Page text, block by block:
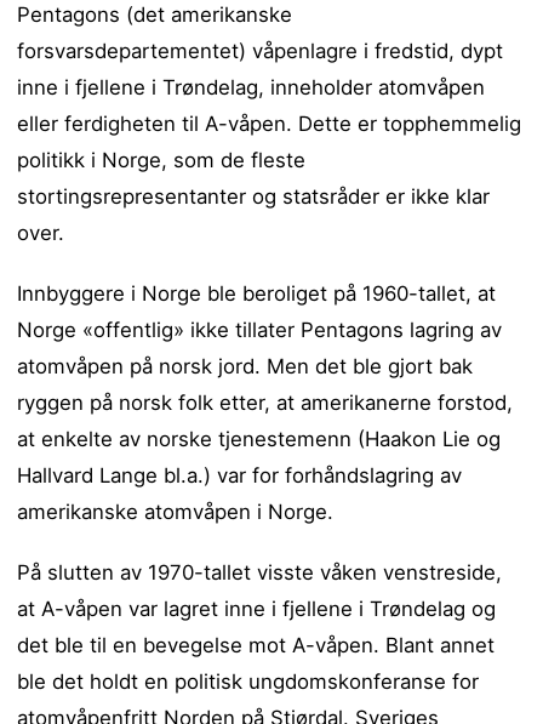
Pentagons (det amerikanske
forsvarsdepartementet) våpenlagre i fredstid, dypt
inne i fjellene i Trøndelag, inneholder atomvåpen
eller ferdigheten til A-våpen. Dette er topphemmelig
politikk i Norge, som de fleste
stortingsrepresentanter og statsråder er ikke klar
over.
Innbyggere i Norge ble beroliget på 1960-tallet, at
Norge «offentlig» ikke tillater Pentagons lagring av
atomvåpen på norsk jord. Men det ble gjort bak
ryggen på norsk folk etter, at amerikanerne forstod,
at enkelte av norske tjenestemenn (Haakon Lie og
Hallvard Lange bl.a.) var for forhåndslagring av
amerikanske atomvåpen i Norge.
På slutten av 1970-tallet visste våken venstreside,
at A-våpen var lagret inne i fjellene i Trøndelag og
det ble til en bevegelse mot A-våpen. Blant annet
ble det holdt en politisk ungdomskonferanse for
atomvåpenfritt Norden på Stjørdal. Sveriges